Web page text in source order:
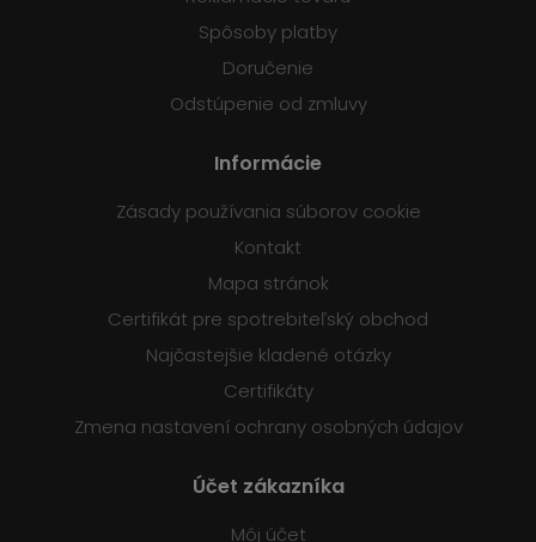
Spôsoby platby
Doručenie
Odstúpenie od zmluvy
Informácie
Zásady používania súborov cookie
Kontakt
Mapa stránok
Certifikát pre spotrebiteľský obchod
Najčastejšie kladené otázky
Certifikáty
Zmena nastavení ochrany osobných údajov
Účet zákazníka
Môj účet